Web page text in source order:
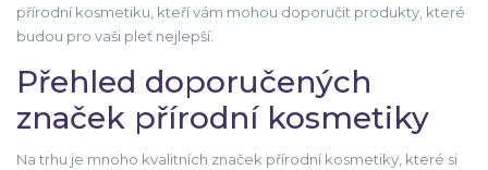
přírodní kosmetiku, kteří vám mohou doporučit produkty, které
budou pro vaši pleť nejlepší.
Přehled doporučených
značek přírodní kosmetiky
Na trhu je mnoho kvalitních značek přírodní kosmetiky, které si